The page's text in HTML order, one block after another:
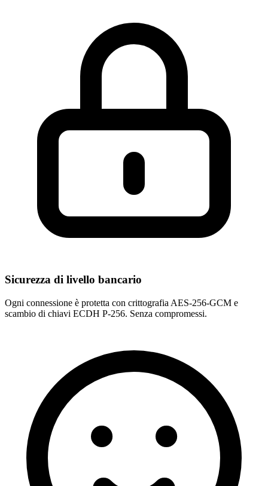
Sicurezza di livello bancario
Ogni connessione è protetta con crittografia AES-256-GCM e
scambio di chiavi ECDH P-256. Senza compromessi.